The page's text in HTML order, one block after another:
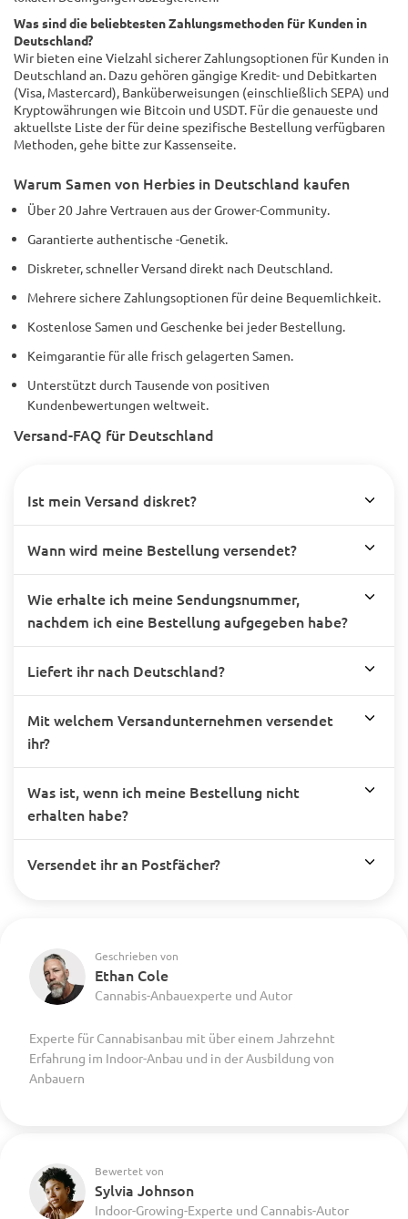
Was sind die beliebtesten Zahlungsmethoden für Kunden in
Deutschland?
Wir bieten eine Vielzahl sicherer Zahlungsoptionen für Kunden in
Deutschland an. Dazu gehören gängige Kredit- und Debitkarten
(Visa, Mastercard), Banküberweisungen (einschließlich SEPA) und
Kryptowährungen wie Bitcoin und USDT. Für die genaueste und
aktuellste Liste der für deine spezifische Bestellung verfügbaren
Methoden, gehe bitte zur Kassenseite.
Warum Samen von Herbies in Deutschland kaufen
Über 20 Jahre Vertrauen aus der Grower-Community.
Garantierte authentische -Genetik.
Diskreter, schneller Versand direkt nach Deutschland.
Mehrere sichere Zahlungsoptionen für deine Bequemlichkeit.
Kostenlose Samen und Geschenke bei jeder Bestellung.
Keimgarantie für alle frisch gelagerten Samen.
Unterstützt durch Tausende von positiven
Kundenbewertungen weltweit.
Versand-FAQ für Deutschland
Ist mein Versand diskret?
Wann wird meine Bestellung versendet?
Wie erhalte ich meine Sendungsnummer,
nachdem ich eine Bestellung aufgegeben habe?
Liefert ihr nach Deutschland?
Mit welchem Versandunternehmen versendet
ihr?
Was ist, wenn ich meine Bestellung nicht
erhalten habe?
Versendet ihr an Postfächer?
Geschrieben von
Ethan Cole
Cannabis-Anbauexperte und Autor
Experte für Cannabisanbau mit über einem Jahrzehnt
Erfahrung im Indoor-Anbau und in der Ausbildung von
Anbauern
Bewertet von
Sylvia Johnson
Indoor-Growing-Experte und Cannabis-Autor